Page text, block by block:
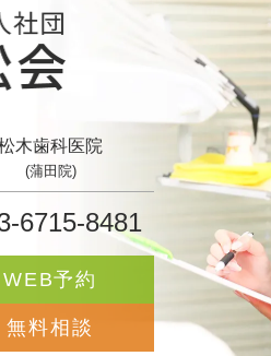
木歯科医院
(蒲田院)
6715-8481
WEB予約
無料相談